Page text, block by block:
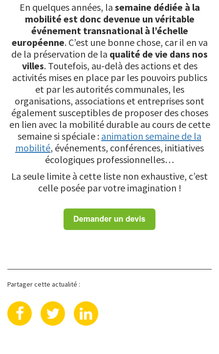
En quelques années, la semaine dédiée à la
mobilité est donc devenue un véritable
événement transnational à l’échelle
européenne. C’est une bonne chose, car il en va
de la préservation de la qualité de vie dans nos
villes. Toutefois, au-delà des actions et des
activités mises en place par les pouvoirs publics
et par les autorités communales, les
organisations, associations et entreprises sont
également susceptibles de proposer des choses
en lien avec la mobilité durable au cours de cette
semaine si spéciale : animation semaine de la
mobilité, événements, conférences, initiatives
écologiques professionnelles…
La seule limite à cette liste non exhaustive, c’est
celle posée par votre imagination !
Partager cette actualité :